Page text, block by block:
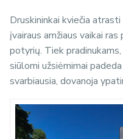
Druskininkai kviečia
įvairaus amžiaus vaikai
potyrių. Tiek
siūlomi užsiėmimai
svarbiausia, dovanoja